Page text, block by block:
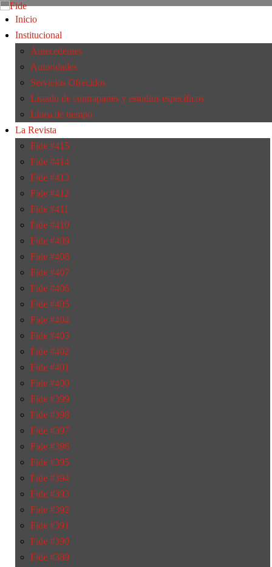
Inicio
Institucional
Antecedentes
Autoridades
Servicios Ofrecidos
Listado de contrapartes y estudios específicos
Línea de tiempo
La Revista
Fide #415
Fide #414
Fide #413
Fide #412
Fide #411
Fide #410
Fide #409
Fide #408
Fide #407
Fide #406
Fide #405
Fide #404
Fide #403
Fide #402
Fide #401
Fide #400
Fide #399
Fide #398
Fide #397
Fide #396
Fide #395
Fide #394
Fide #393
Fide #392
Fide #391
Fide #390
Fide #389